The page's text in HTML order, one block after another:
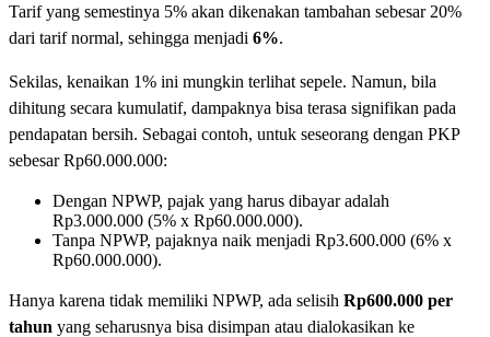
Tarif yang semestinya 5% akan dikenakan tambahan sebesar 20%
dari tarif normal, sehingga menjadi 6%.
Sekilas, kenaikan 1% ini mungkin terlihat sepele. Namun, bila
dihitung secara kumulatif, dampaknya bisa terasa signifikan pada
pendapatan bersih. Sebagai contoh, untuk seseorang dengan PKP
sebesar Rp60.000.000:
Dengan NPWP, pajak yang harus dibayar adalah
Rp3.000.000 (5% x Rp60.000.000).
Tanpa NPWP, pajaknya naik menjadi Rp3.600.000 (6% x
Rp60.000.000).
Hanya karena tidak memiliki NPWP, ada selisih Rp600.000 per
tahun yang seharusnya bisa disimpan atau dialokasikan ke